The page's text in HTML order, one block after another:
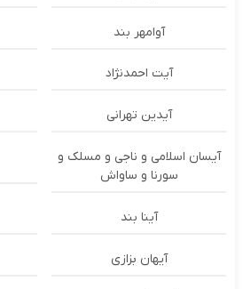
آوامهر بند
آیت احمدنژاد
آیدین تهرانی
آیسان اسلامی و ناجی و مسلک و
سورنا و ساواش
آینا بند
آیهان بزازی